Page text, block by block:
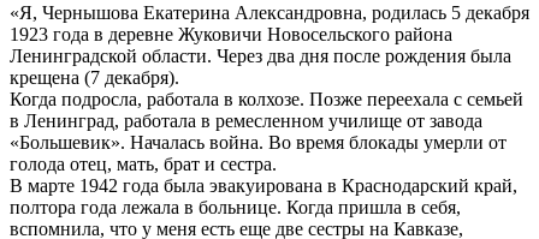
«Я, Чернышова Екатерина Александровна, родилась 5 декабря
1923 года в деревне Жуковичи Новосельского района
Ленинградской области. Через два дня после рождения была
крещена (7 декабря).
Когда подросла, работала в колхозе. Позже переехала с семьей
в Ленинград, работала в ремесленном училище от завода
«Большевик». Началась война. Во время блокады умерли от
голода отец, мать, брат и сестра.
В марте 1942 года была эвакуирована в Краснодарский край,
полтора года лежала в больнице. Когда пришла в себя,
вспомнила, что у меня есть еще две сестры на Кавказе,